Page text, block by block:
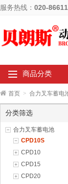
服务热线： 020-
商品分类
首页 > 合力叉车蓄电
分类筛选
合力叉车蓄电池
CPD10S
CPD10
CPD15
CPD20